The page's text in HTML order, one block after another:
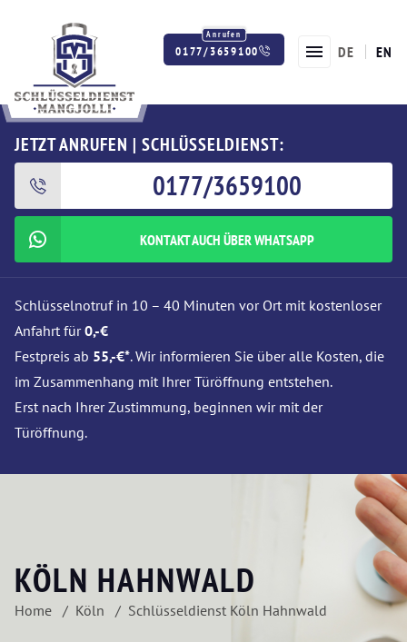
0177/3659100 DE EN
JETZT ANRUFEN | SCHLÜSSELDIENST:
0177/3659100
KONTAKT AUCH ÜBER WHATSAPP
Schlüsselnotruf in 10 – 40 Minuten vor Ort mit kostenloser
Anfahrt für0,-€
Festpreis ab 55,-€*. Wir informieren Sie über alle Kosten, die
im Zusammenhang mit Ihrer Türöffnung entstehen.
Erst nach Ihrer Zustimmung, beginnen wir mit der
Türöffnung.
KÖLN HAHNWALD
Home Köln Schlüsseldienst Köln Hahnwald